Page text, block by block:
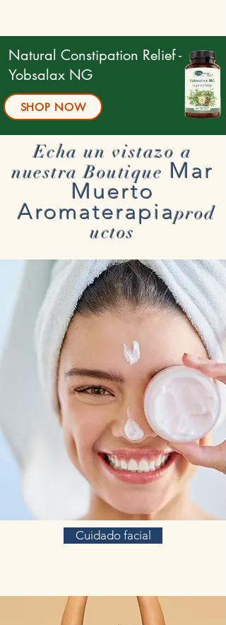
Natural Constipation Relief -
Yobsalax NG
SHOP NOW
Echa un vistazo a
nuestra Boutique Mar
Muerto
Aromaterapiaprod
uctos
Cuidado facial